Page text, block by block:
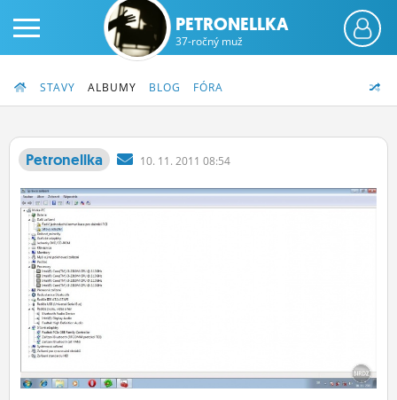
PRIHLÁS SA
FÓRUM
STATUSY
BLOGY
OBRÁZKY
PETRONELLKA
37-ročný muž
STAVY ALBUMY BLOG FÓRA
Petronellka 10. 11. 2011 08:54